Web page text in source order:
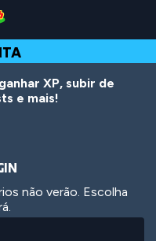
XP, subir de
e mais!
não verão. Escolha